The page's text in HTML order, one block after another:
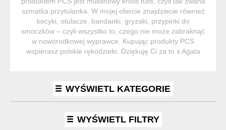
szmatka przytulanka. W mojej ofercie znajdziecie również
kocyki, otulacze, bandanki, gryzaki, przypinki do
smoczków – czyli wszystko to, czego nie może zabraknąć
w noworodkowej wyprawce. Kupując produkty PCS
wspierasz polskie rękodzieło. Dziękuję Ci za to x Agata
WYŚWIETL KATEGORIE
WYŚWIETL FILTRY